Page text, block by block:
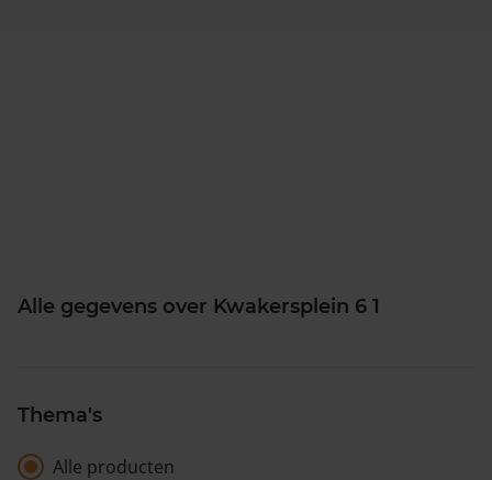
Alle gegevens over Kwakersplein 6 1
Thema's
Alle producten